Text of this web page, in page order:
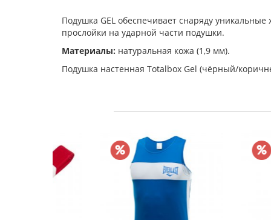
Подушка GEL обеспечивает снаряду
прослойки на ударной части подушки.
Материалы: натуральная кожа (1,9 мм).
Подушка настенная Totalbox Gel (чёрный/